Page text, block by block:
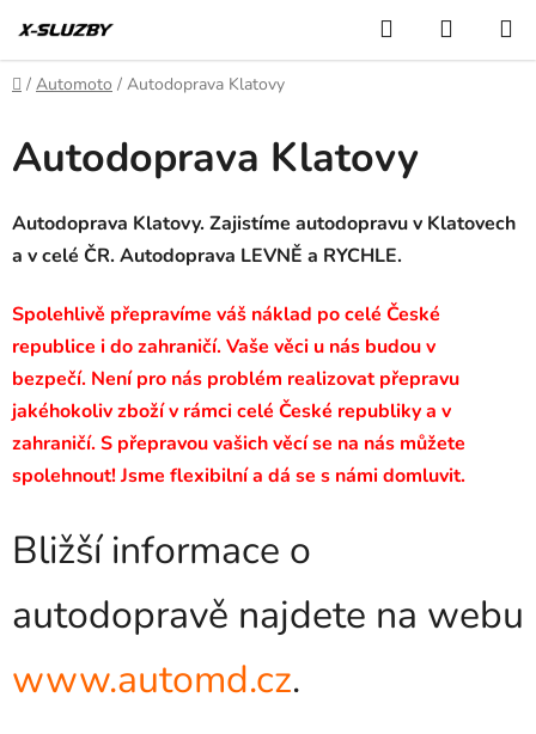
na
obsah
Hledat
KOŠÍK
Domů
/ Automoto / Autodoprava Klatovy
Autodoprava Klatovy
Autodoprava Klatovy. Zajistíme autodopravu v Klatovech
a v celé ČR. Autodoprava LEVNĚ a RYCHLE.
Spolehlivě přepravíme váš náklad po celé České
republice i do zahraničí. Vaše věci u nás budou v
bezpečí. Není pro nás problém realizovat přepravu
jakéhokoliv zboží v rámci celé České republiky a v
zahraničí. S přepravou vašich věcí se na nás můžete
spolehnout! Jsme flexibilní a dá se s námi domluvit.
Bližší informace o
autodopravě najdete na webu
www.automd.cz.